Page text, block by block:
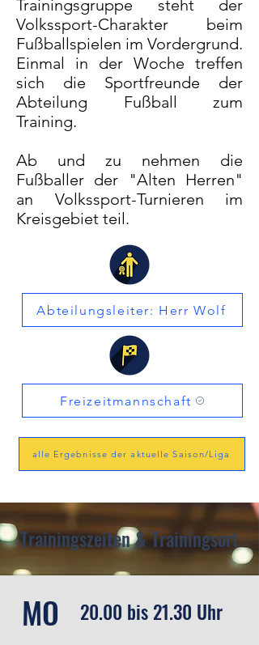
Trainingsgruppe steht der
Volkssport-Charakter beim
Fußballspielen im Vordergrund.
Einmal in der Woche treffen
sich die Sportfreunde der
Abteilung Fußball zum
Training.
Ab und zu nehmen die
Fußballer der "Alten Herren"
an Volkssport-Turnieren im
Kreisgebiet teil.
Abteilungsleiter: Herr Wolf
Freizeitmannschaft
alle Ergebnisse der aktuelle Saison/Liga
Trainingszeiten & Trainingsort
MO 20.00 bis 21.30 Uhr